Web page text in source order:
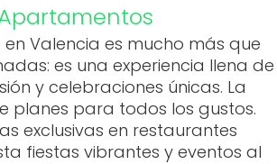
en Valencia es mucho más que
es una experiencia llena de
y celebraciones únicas. La
planes para todos los gustos.
exclusivas en restaurantes
fiestas vibrantes y eventos al